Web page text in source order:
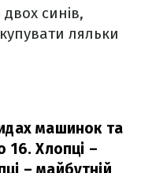
синів,
ляльки
машинок та
16. Хлопці –